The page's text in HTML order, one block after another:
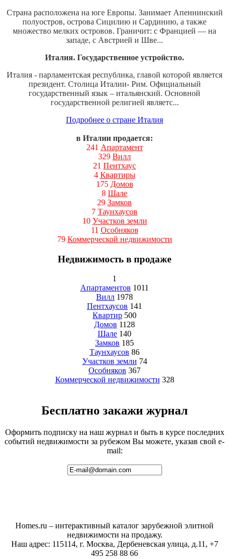
Страна расположена на юге Европы. Занимает Апеннинский
полуостров, острова Сицилию и Сардинию, а также
множество мелких островов. Граничит: с Францией — на
западе, с Австрией и Шве...
Италия. Государственное устройство.
Италия - парламентская республика, главой которой является
президент. Столица Италии- Рим. Официальный
государственный язык – итальянский. Основной
государственной религией являетс...
Подробнее о стране Италия
в Италии продается:
241 Апартамент
329 Вилл
21 Пентхаус
4 Квартиры
175 Домов
8 Шале
29 Замков
7 Таунхаусов
10 Участков земли
11 Особняков
79 Коммерческой недвижимости
Недвижимость в продаже
1
Апартаментов 1011
Вилл 1978
Пентхаусов 141
Квартир 500
Домов 1128
Шале 140
Замков 185
Таунхаусов 86
Участков земли 74
Особняков 367
Коммерческой недвижимости 328
Бесплатно закажи журнал
Оформить подписку на наш журнал и быть в курсе последних
событий недвижимости за рубежом Вы можете, указав свой e-
mail:
Homes.ru – интерактивный каталог зарубежной элитной
недвижимости на продажу.
Наш адрес: 115114, г. Москва, Дербеневская улица, д.11, +7
495 258 88 66